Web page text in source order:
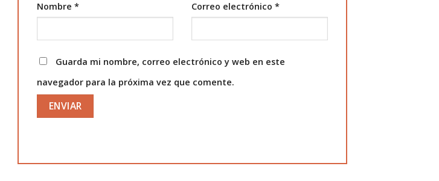
Nombre* Correo electrónico*
Guarda mi nombre, correo electrónico y web en este
navegador para la próxima vez que comente.